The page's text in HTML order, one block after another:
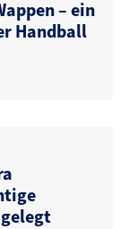
– ein
Handball